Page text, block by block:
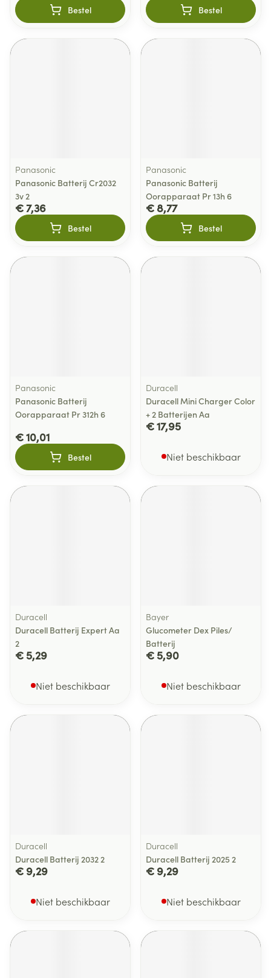
Bestel Bestel
Panasonic
Panasonic Batterij Cr2032
3v 2
€ 7,36
Bestel
Panasonic
Panasonic Batterij
Oorapparaat Pr 13h 6
€ 8,77
Bestel
Panasonic
Panasonic Batterij
Oorapparaat Pr 312h 6
€ 10,01
Bestel
Duracell
Duracell Mini Charger Color
+ 2 Batterijen Aa
€ 17,95
Niet beschikbaar
Duracell
Duracell Batterij Expert Aa
2
€ 5,29
Niet beschikbaar
Bayer
Glucometer Dex Piles/
Batterij
€ 5,90
Niet beschikbaar
Duracell
Duracell Batterij 2032 2
€ 9,29
Niet beschikbaar
Duracell
Duracell Batterij 2025 2
€ 9,29
Niet beschikbaar